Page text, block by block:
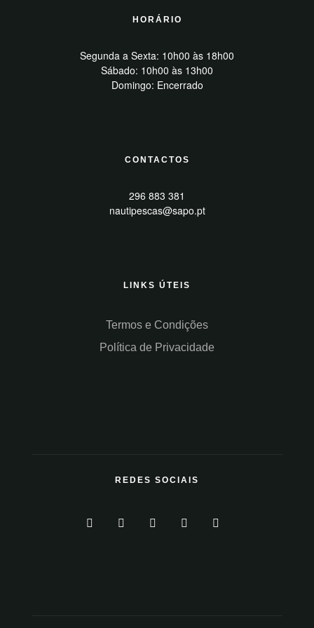
HORÁRIO
Segunda a Sexta: 10h00 às 18h00
Sábado: 10h00 às 13h00
Domingo: Encerrado
CONTACTOS
296 883 381
nautipescas@sapo.pt
LINKS ÚTEIS
Termos e Condições
Política de Privacidade
REDES SOCIAIS